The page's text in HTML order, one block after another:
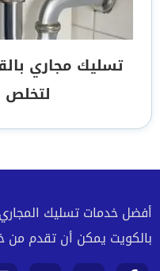
تسليك مجاري
لتخلص
أفضل خدمات تسليك
بالكويت يمكن أن تقدم من